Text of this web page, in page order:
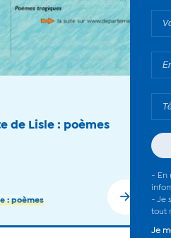
de Lisle : poèmes
: poèmes